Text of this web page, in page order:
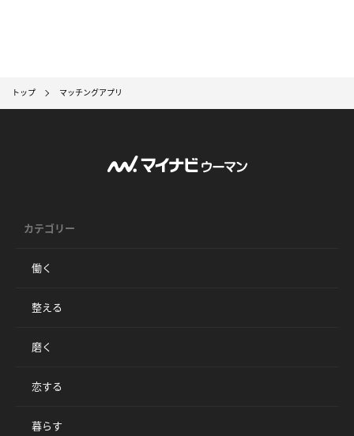
トップ マッチングアプリ
カテゴリー
働く
整える
磨く
恋する
暮らす